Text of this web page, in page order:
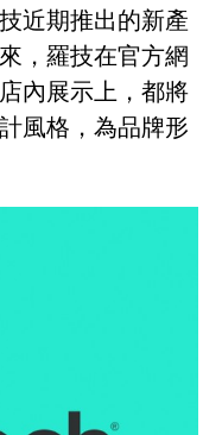
近期推出的新產
，羅技在官方網
內展示上，都將
風格，為品牌形